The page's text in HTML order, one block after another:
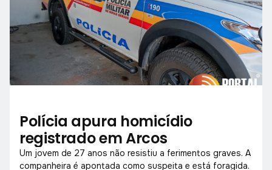
Polícia apura homicídio
registrado em Arcos
Um jovem de 27 anos não resistiu a ferimentos graves. A
companheira é apontada como suspeita e está foragida.